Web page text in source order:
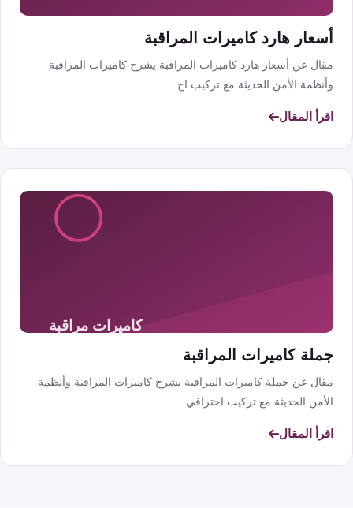
أسعار هارد كاميرات المراقبة
مقال عن أسعار هارد كاميرات المراقبة يشرح كاميرات المراقبة
وأنظمة الأمن الحديثة مع تركيب اح...
اقرأ المقال
جملة كاميرات المراقبة
مقال عن جملة كاميرات المراقبة يشرح كاميرات المراقبة وأنظمة
الأمن الحديثة مع تركيب احترافي...
اقرأ المقال